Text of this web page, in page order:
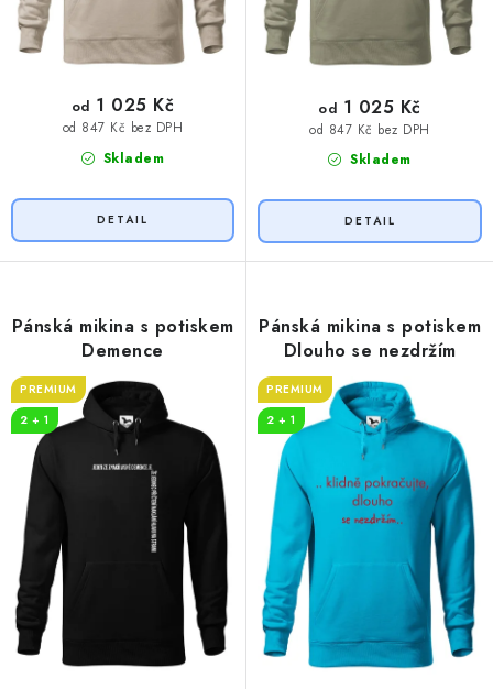
Skladem
od 847 Kč bez DPH
od 1 025 Kč
Skladem
od 847 Kč bez DPH
od 1 025 Kč
Pánská mikina s potiskem
Demence
PREMIUM
2 + 1
Pánská mikina s potiskem
Dlouho se nezdržím
PREMIUM
2 + 1